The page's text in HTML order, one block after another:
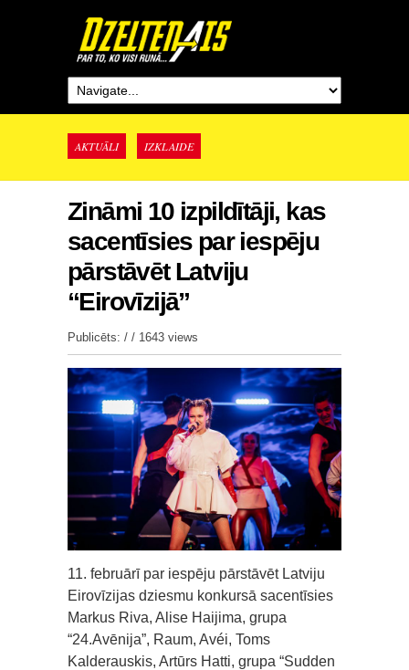
AKTUĀLI IZKLAIDE
Zināmi 10 izpildītāji, kas
sacentīsies par iespēju
pārstāvēt Latviju
“Eirovīzijā”
Publicēts: / / 1643 views
11. februārī par iespēju pārstāvēt Latviju
Eirovīzijas dziesmu konkursā sacentīsies
Markus Riva, Alise Haijima, grupa
“24.Avēnija”, Raum, Avéi, Toms
Kalderauskis, Artūrs Hatti, grupa “Sudden